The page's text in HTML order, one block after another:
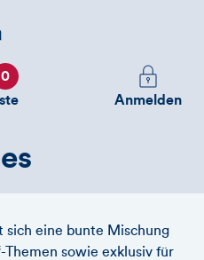
0
Melden
Sie
zu
sehen
Anmelden
sich eine bunte Mischung
Themen sowie exklusiv für